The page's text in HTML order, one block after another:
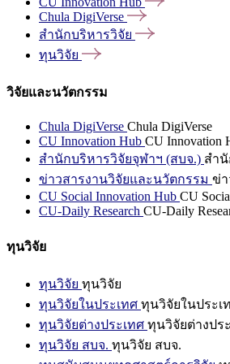
Chula DigiVerse
สำนักบริหารวิจัย
ทุนวิจัย
วิจัยและนวัตกรรม
Chula DigiVerse Chula DigiVerse
CU Innovation Hub CU Innovation
สำนักบริหารวิจัยจุฬาฯ (สบจ.) สำ
ข่าวสารงานวิจัยและนวัตกรรม ข่า
CU Social Innovation Hub CU
CU-Daily Research CU-Daily
ทุนวิจัย
ทุนวิจัย ทุนวิจัย
ทุนวิจัยในประเทศ ทุนวิจัยในประเ
ทุนวิจัยต่างประเทศ ทุนวิจัยต่างปร
ทุนวิจัย สบจ. ทุนวิจัย สบจ.